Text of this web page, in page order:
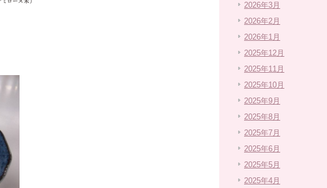
2026年3月
2026年2月
2026年1月
2025年12月
2025年11月
2025年10月
2025年9月
2025年8月
2025年7月
2025年6月
2025年5月
2025年4月